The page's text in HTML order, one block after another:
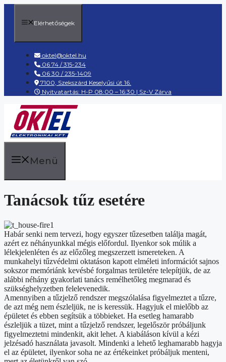
Kilépés
tartalombaElérhetőségek
oktel@oktel.hu
06 74 / 315-234
06 30 / 235-1409
7100, Szekszárd Keselyűsi út 16.
Nyitvatartás: H-P 08:00 – 16:30 | Sz-V Zárva
Menü
Tanácsok tűz esetére
Habár senki nem tervezi, hogy egyszer tűzesetben találja magát,
azért ez néhányunkkal mégis előfordul. Ilyenkor sok múlik a
lélekjelenléten és az előzőleg megszerzett ismereteken. A
munkahelyi tűzvédelmi oktatáson kapott elméleti információt sajnos
sokszor memóriánk kevésbé forgalmas területére telepítjük, de az
alábbi néhány gyakorlati tanács remélhetőleg megmarad és
szükséghelyzetben felelevenedik.
Amennyiben a tűzjelző rendszer megszólalása figyelmeztet a tűzre,
de azt még nem észleljük, ne is keressük. Hagyjuk el mielőbb az
épületet és ebben segítsük a többieket. Ha esetleg hamarabb
észleljük a tüzet, mint a tűzjelző rendszer, legelőször próbáljunk
figyelmeztetni mindenkit, akit lehet. A kiabáláson kívül a kézi
jelzésadó használata javasolt. Mindenki a lehető leghamarabb hagyja
el az épületet, ilyenkor soha ne az értékeinket próbáljuk menteni,